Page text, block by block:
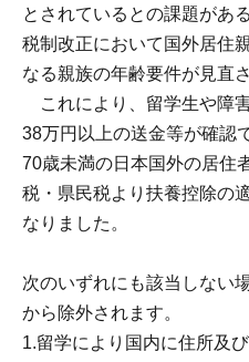
とされているとの課題があ
税制改正において国外居住
なる親族の年齢要件が見直
これにより、留学生や障
38万円以上の送金等が確認
70歳未満の日本国外の居住
税・県民税より扶養控除の
なりました。
次のいずれにも該当しない
から除外されます。
1.留学により国内に住所及